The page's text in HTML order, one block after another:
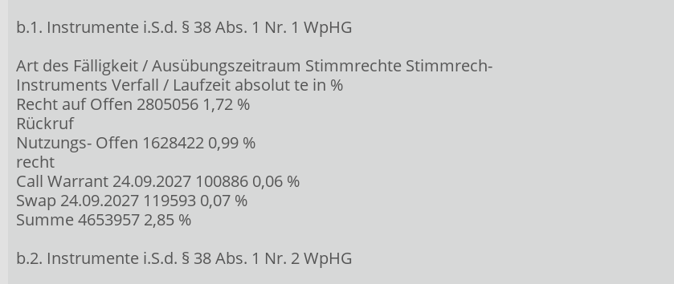
b.1. Instrumente i.S.d. § 38 Abs. 1 Nr. 1 WpHG
Art des Fälligkeit / Ausübungszeitraum Stimmrechte Stimmrech-
Instruments Verfall / Laufzeit absolut te in %
Recht auf Offen 2805056 1,72 %
Rückruf
Nutzungs- Offen 1628422 0,99 %
recht
Call Warrant 24.09.2027 100886 0,06 %
Swap 24.09.2027 119593 0,07 %
Summe 4653957 2,85 %
b.2. Instrumente i.S.d. § 38 Abs. 1 Nr. 2 WpHG